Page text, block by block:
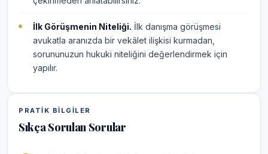
İlk Görüşmenin Niteliği. İlk danışma görüşmesi
avukatla aranızda bir vekâlet ilişkisi kurmadan,
sorununuzun hukuki niteliğini değerlendirmek için
yapılır.
PRATIK BILGILER
Sıkça Sorulan Sorular